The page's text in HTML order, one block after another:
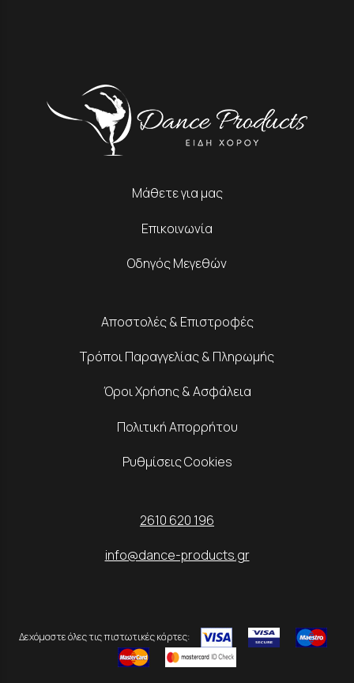
Μάθετε για μας
Επικοινωνία
Οδηγός Μεγεθών
Αποστολές & Επιστροφές
Τρόποι Παραγγελίας & Πληρωμής
Όροι Χρήσης & Ασφάλεια
Πολιτική Απορρήτου
Ρυθμίσεις Cookies
2610 620 196
info@dance-products.gr
Δεχόμαστε όλες τις πιστωτικές κάρτες: